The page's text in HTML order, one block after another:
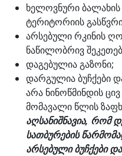
ხელოვნური
ტერიტორიის
არსებული რკინის
ნაწილობრივ
დაგებულია გაზონი;
დარგულია ბუჩქები
არა ნინოწმინდის
მომავალი წლის
აღსანიშნავია, რომ
სათბურების
არსებული ბუჩქები